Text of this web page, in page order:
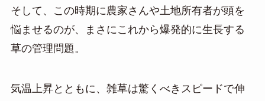
そして、この時期に農家さんや土地所有者が頭を
悩ませるのが、まさにこれから爆発的に生長する
草の管理問題。
気温上昇とともに、雑草は驚くべきスピードで伸